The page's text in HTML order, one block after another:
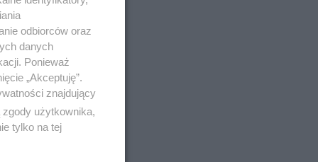
odbiorców oraz
danych
Ponieważ
„Akceptuję”.
znajdujący
użytkownika,
tylko na tej